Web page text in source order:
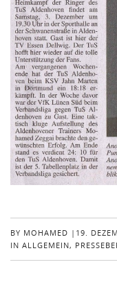
BY MOHAMED | 19.
IN ALLGEMEIN,